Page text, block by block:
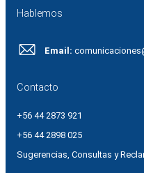
Hablemos
Email:
Contacto
+56 44 2873 921
+56 44 2898 025
Sugerencias, Consultas y